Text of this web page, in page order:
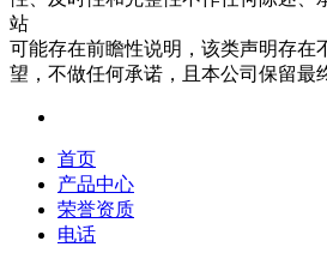
站
可能存在前瞻性说明，该类声明存在
望，不做任何承诺，且本公司保留最
首页
产品中心
荣誉资质
电话